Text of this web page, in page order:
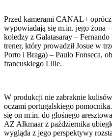
Przed kamerami CANAL+ oprócz
wypowiadają się m.in. jego żona
koledzy z Galatasaray –
trener, który prowadził Josue w
Porto i Braga) – Paulo Fonseca,
francuskiego Lille.
W produkcji nie zabraknie
oczami portugalskiego
się on m.in. do głośnego
AZ Alkmaar z października
wygląda z jego perspektywy